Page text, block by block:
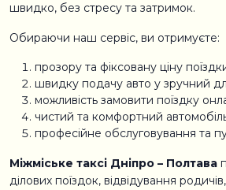
швидко, без стресу та затримок.
Обираючи наш сервіс, ви отримуєте:
прозору та фіксовану ціну
швидку подачу авто у зручний
можливість замовити поїздку
чистий та комфортний
професійне обслуговування та
Міжміське таксі Дніпро – Полтава
ділових поїздок, відвідування